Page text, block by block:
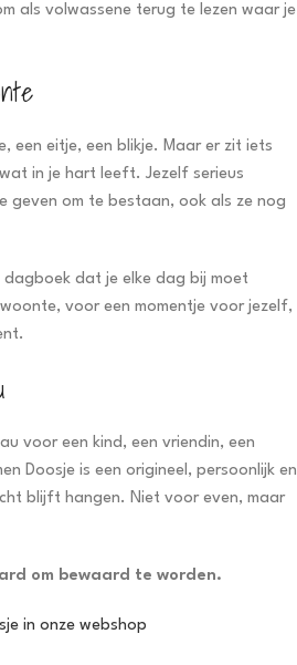
als volwassene terug te lezen waar je
een eitje, een blikje. Maar er zit iets
in je hart leeft. Jezelf serieus
geven om te bestaan, ook als ze nog
dagboek dat je elke dag bij moet
voor een momentje voor jezelf,
voor een kind, een vriendin, een
Doosje is een origineel, persoonlijk en
blijft hangen. Niet voor even, maar
om bewaard te worden.
in onze webshop